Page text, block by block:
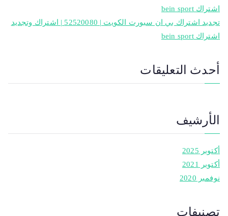
اشتراك bein sport
تجديد اشتراك بي ان سبورت الكويت | 52520080 | اشتراك وتجديد
اشتراك bein sport
أحدث التعليقات
الأرشيف
أكتوبر 2025
أكتوبر 2021
نوفمبر 2020
تصنيفات